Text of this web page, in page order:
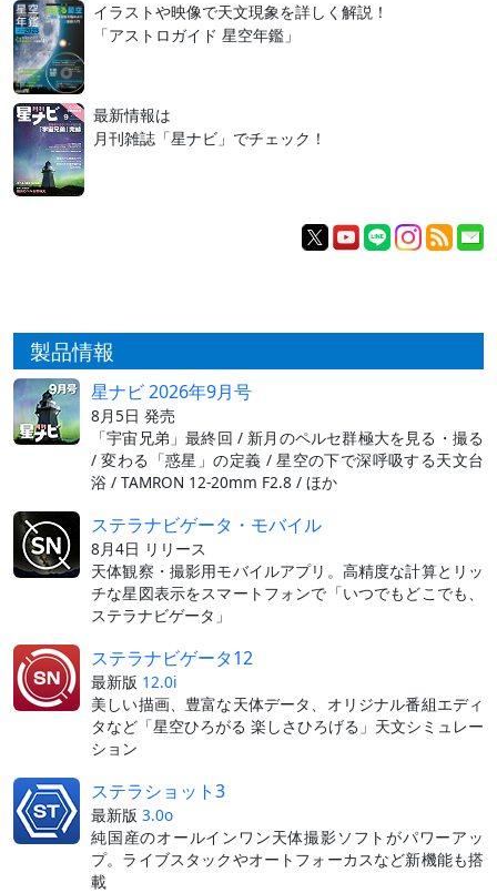
イラストや映像で天文現象を詳しく解説！
「アストロガイド 星空年鑑」
最新情報は
月刊雑誌「星ナビ」でチェック！
製品情報
星ナビ 2026年9月号
8月5日 発売
「宇宙兄弟」最終回 / 新月のペルセ群極大を見る・撮る
/ 変わる「惑星」の定義 / 星空の下で深呼吸する天文台
浴 / TAMRON 12-20mm F2.8 / ほか
ステラナビゲータ・モバイル
8月4日 リリース
天体観察・撮影用モバイルアプリ。高精度な計算とリッ
チな星図表示をスマートフォンで「いつでもどこでも、
ステラナビゲータ」
ステラナビゲータ12
最新版 12.0i
美しい描画、豊富な天体データ、オリジナル番組エディ
タなど「星空ひろがる 楽しさひろげる」天文シミュレー
ション
ステラショット3
最新版 3.0o
純国産のオールインワン天体撮影ソフトがパワーアッ
プ。ライブスタックやオートフォーカスなど新機能も搭
載